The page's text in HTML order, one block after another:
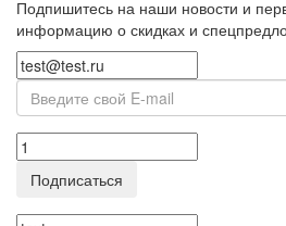
Подпишитесь на наши новости и
информацию о скидках и
Подписаться